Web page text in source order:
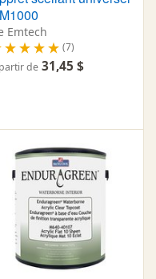
Emtech
(7)
de 31,45 $